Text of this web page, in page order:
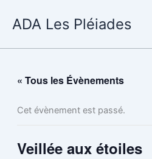
ADA Les Pléiades
« Tous les Évènements
Cet évènement est passé.
Veillée aux étoiles